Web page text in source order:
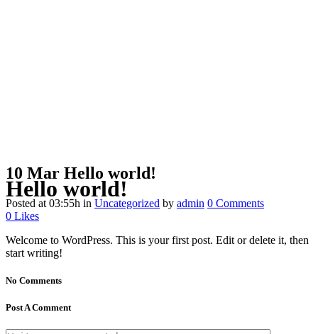
Hello world!
10 Mar Hello world!
Posted at 03:55h in Uncategorized by admin 0 Comments
0 Likes
Welcome to WordPress. This is your first post. Edit or delete it, then
start writing!
No Comments
Post A Comment